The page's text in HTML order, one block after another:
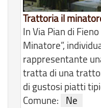
Trattoria il
In Via Pian di
Minatore”,
rappresentante
tratta di una
di gustosi piatti
Comune:
Ne